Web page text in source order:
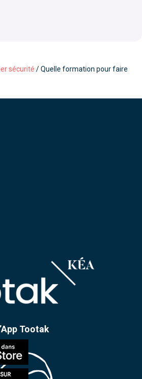
sécurité /Quelle formation pour faire
Tootak